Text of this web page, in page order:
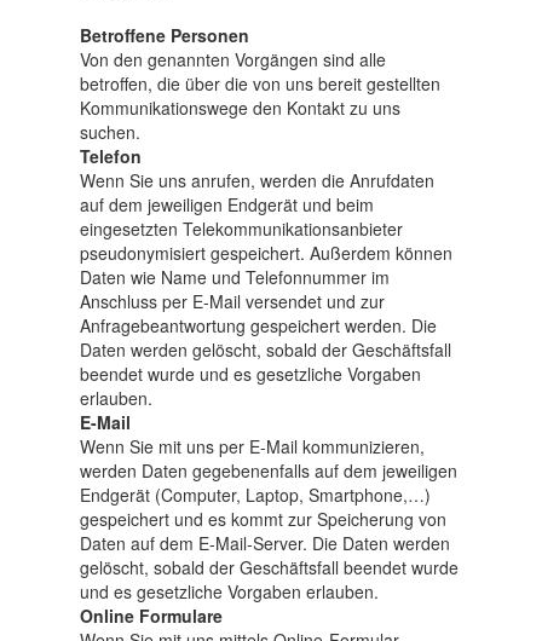
Betroffene Personen
Von den genannten Vorgängen sind alle
betroffen, die über die von uns bereit gestellten
Kommunikationswege den Kontakt zu uns
suchen.
Telefon
Wenn Sie uns anrufen, werden die Anrufdaten
auf dem jeweiligen Endgerät und beim
eingesetzten Telekommunikationsanbieter
pseudonymisiert gespeichert. Außerdem können
Daten wie Name und Telefonnummer im
Anschluss per E-Mail versendet und zur
Anfragebeantwortung gespeichert werden. Die
Daten werden gelöscht, sobald der Geschäftsfall
beendet wurde und es gesetzliche Vorgaben
erlauben.
E-Mail
Wenn Sie mit uns per E-Mail kommunizieren,
werden Daten gegebenenfalls auf dem jeweiligen
Endgerät (Computer, Laptop, Smartphone,…)
gespeichert und es kommt zur Speicherung von
Daten auf dem E-Mail-Server. Die Daten werden
gelöscht, sobald der Geschäftsfall beendet wurde
und es gesetzliche Vorgaben erlauben.
Online Formulare